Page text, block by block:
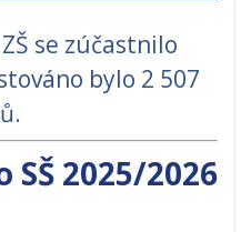
se zúčastnilo
bylo 2 507
SŠ 2025/2026